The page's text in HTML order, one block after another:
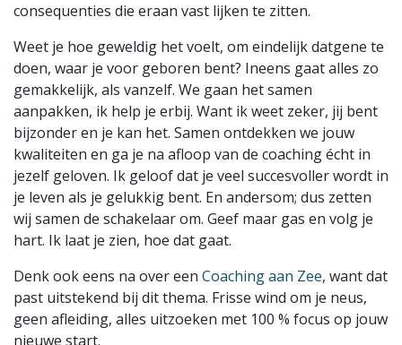
consequenties die eraan vast lijken te zitten.
Weet je hoe geweldig het voelt, om eindelijk datgene te
doen, waar je voor geboren bent? Ineens gaat alles zo
gemakkelijk, als vanzelf. We gaan het samen
aanpakken, ik help je erbij. Want ik weet zeker, jij bent
bijzonder en je kan het. Samen ontdekken we jouw
kwaliteiten en ga je na afloop van de coaching écht in
jezelf geloven. Ik geloof dat je veel succesvoller wordt in
je leven als je gelukkig bent. En andersom; dus zetten
wij samen de schakelaar om. Geef maar gas en volg je
hart. Ik laat je zien, hoe dat gaat.
Denk ook eens na over een Coaching aan Zee, want dat
past uitstekend bij dit thema. Frisse wind om je neus,
geen afleiding, alles uitzoeken met 100 % focus op jouw
nieuwe start.